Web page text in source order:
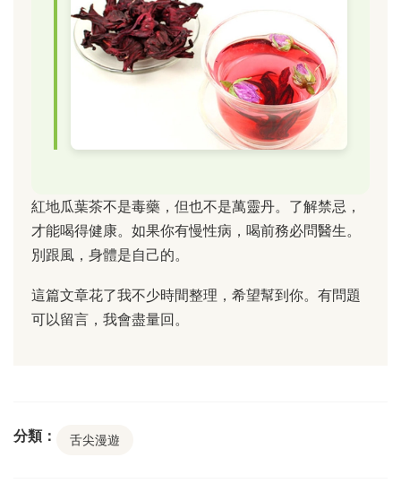
紅地瓜葉茶不是毒藥，但也不是萬靈丹。了解禁忌，
才能喝得健康。如果你有慢性病，喝前務必問醫生。
別跟風，身體是自己的。
這篇文章花了我不少時間整理，希望幫到你。有問題
可以留言，我會盡量回。
分類： 舌尖漫遊